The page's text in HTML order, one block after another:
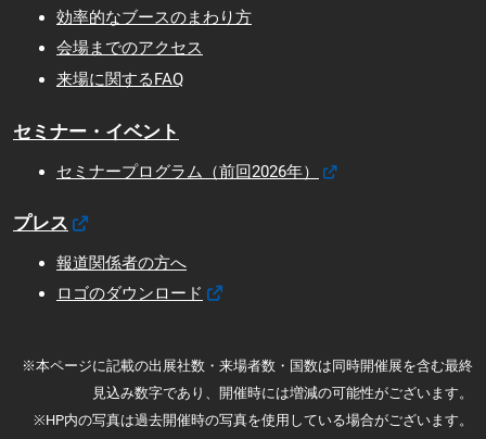
効率的なブースのまわり方
会場までのアクセス
来場に関するFAQ
セミナー・イベント
セミナープログラム（前回2026年）
プレス
報道関係者の方へ
ロゴのダウンロード
※本ページに記載の出展社数・来場者数・国数は同時開催展を含む最終
見込み数字であり、開催時には増減の可能性がございます。
※HP内の写真は過去開催時の写真を使用している場合がございます。